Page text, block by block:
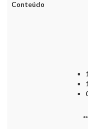
Conteúdo